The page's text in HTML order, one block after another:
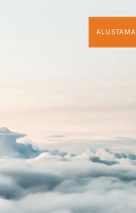
ALUSTAMA